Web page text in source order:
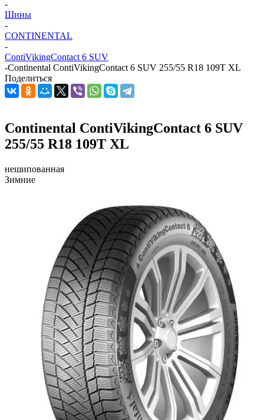
-
Шины
-
CONTINENTAL
-
ContiVikingContact 6 SUV
-Continental ContiVikingContact 6 SUV 255/55 R18 109T XL
Поделиться
Continental ContiVikingContact 6 SUV
255/55 R18 109T XL
нешипованная
Зимние